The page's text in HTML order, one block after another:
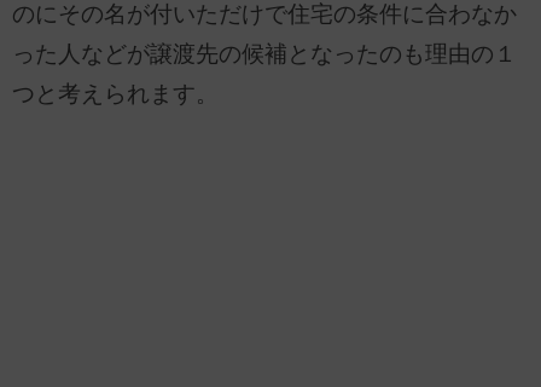
のにその名が付いただけで住宅の条件に合わなか
った人などが譲渡先の候補となったのも理由の１
つと考えられます。